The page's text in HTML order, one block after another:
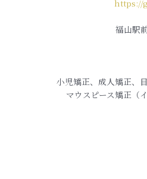
https://
福山駅
小児矯正、成人矯正、
マウスピース矯正（